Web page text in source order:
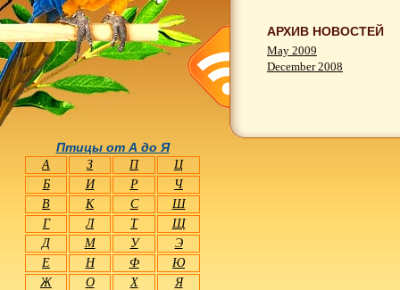
АРХИВ НОВОСТЕЙ
May 2009
December 2008
Птицы от А до Я
А З П
Ц
Б
И Р
Ч
В
К С
Ш
Г
Л Т
Щ
Д
М У
Э
Е
Н Ф
Ю
Ж
О Х Я